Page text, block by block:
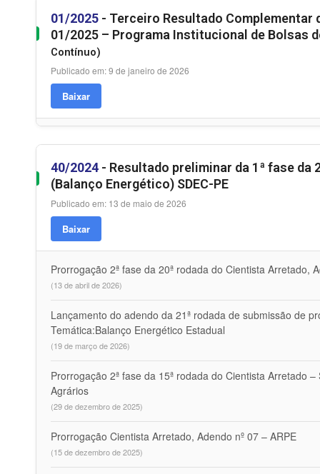
01/2025 - Terceiro Resultado Complementar
01/2025 – Programa Institucional de Bolsas
Contínuo)
Publicado em: 9 de janeiro de 2026
Baixar
40/2024 - Resultado preliminar da 1ª fase da
(Balanço Energético) SDEC-PE
Publicado em: 13 de maio de 2026
Baixar
Prorrogação 2ª fase da 20ª rodada do Cientista Arretado,
(13 de abril de 2026)
Lançamento do adendo da 21ª rodada de submissão de
Temática:Balanço Energético Estadual
(19 de março de 2026)
Prorrogação 2ª fase da 15ª rodada do Cientista Arretado
Agrários
(29 de dezembro de 2025)
Prorrogação Cientista Arretado, Adendo nº 07 – ARPE
(15 de dezembro de 2025)